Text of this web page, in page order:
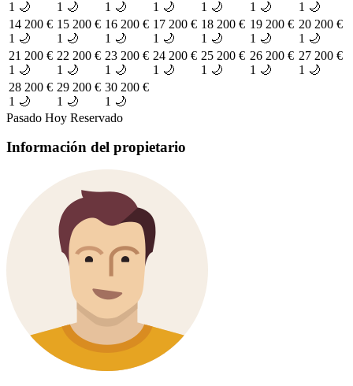
1 🌙 1 🌙 1 🌙 1 🌙 1 🌙 1 🌙
1 🌙
14 200 €
1 🌙
15 200 €
1 🌙
16 200 €
1 🌙
17 200 €
1 🌙
18 200 €
1 🌙
19 200 €
1 🌙
20 200 €
1 🌙
21 200 €
1 🌙
22 200 €
1 🌙
23 200 €
1 🌙
24 200 €
1 🌙
25 200 €
1 🌙
26 200 €
1 🌙
27 200 €
1 🌙
28 200 €
1 🌙
29 200 €
1 🌙
30 200 €
1 🌙
Pasado Hoy Reservado
Información del propietario